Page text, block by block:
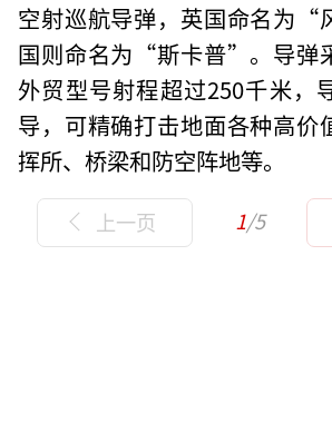
空射巡航导弹，英国命名为“
国则命名为“斯卡普”。导弹
外贸型号射程超过250千米，
导，可精确打击地面各种高价
挥所、桥梁和防空阵地等。
上一页 1/5